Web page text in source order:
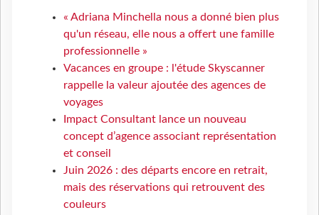
« Adriana Minchella nous a donné bien plus
qu'un réseau, elle nous a offert une famille
professionnelle »
Vacances en groupe : l'étude Skyscanner
rappelle la valeur ajoutée des agences de
voyages
Impact Consultant lance un nouveau
concept d’agence associant représentation
et conseil
Juin 2026 : des départs encore en retrait,
mais des réservations qui retrouvent des
couleurs